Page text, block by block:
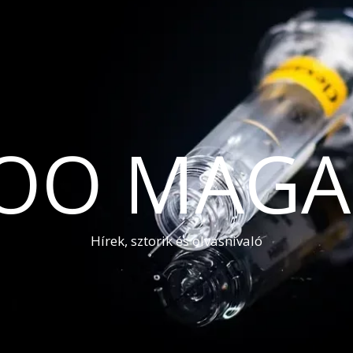
Hírek, sztorik és olvasnivaló